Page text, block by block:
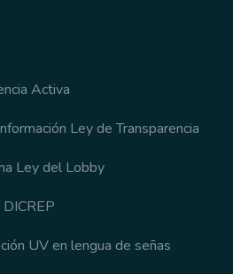
Activa
Ley de Transparencia
Ley del Lobby
UV en lengua de señas